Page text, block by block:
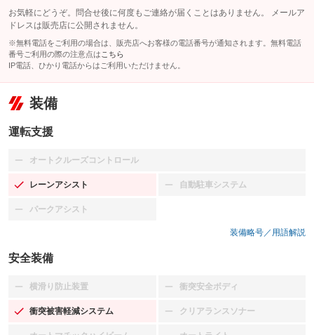
お気軽にどうぞ。問合せ後に何度もご連絡が届くことはありません。 メールア
ドレスは販売店に公開されません。
※無料電話をご利用の場合は、販売店へお客様の電話番号が通知されます。無料電話
番号ご利用の際の注意点は こちら
IP電話、ひかり電話からはご利用いただけません。
装備
運転支援
オートクルーズコントロール
：装備なし
レーンアシスト
：装備あり 自動駐車システム
：装備なし
パークアシスト
：装備なし
装備略号／用語解説
安全装備
横滑り防止装置
：装備なし 衝突安全ボディ
：装備なし
衝突被害軽減システム
：装備あり クリアランスソナー
：装備なし